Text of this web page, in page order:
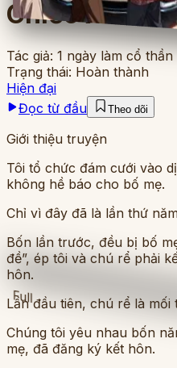
Full
Chiếc Xe
Tác giả: 1 ngày làm cổ thần
Trạng thái: Hoàn thành
Hiện đại
Đọc từ đầu
Theo dõi
Giới thiệu truyện
Tôi tổ chức đám cưới vào
không hề báo cho bố mẹ.
Chỉ vì đây đã là lần thứ
Bốn lần trước, đều bị bố
đề”, ép tôi và chú rể phải
hôn.
Lần đầu tiên, chú rể là mối
Chúng tôi yêu nhau bốn
mẹ, đã đăng ký kết hôn.